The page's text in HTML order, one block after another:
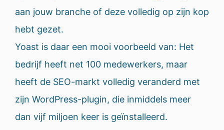
aan jouw branche of deze volledig op zijn kop
hebt gezet.
Yoast is daar een mooi voorbeeld van: Het
bedrijf heeft net 100 medewerkers, maar
heeft de SEO-markt volledig veranderd met
zijn WordPress-plugin, die inmiddels meer
dan vijf miljoen keer is geïnstalleerd.